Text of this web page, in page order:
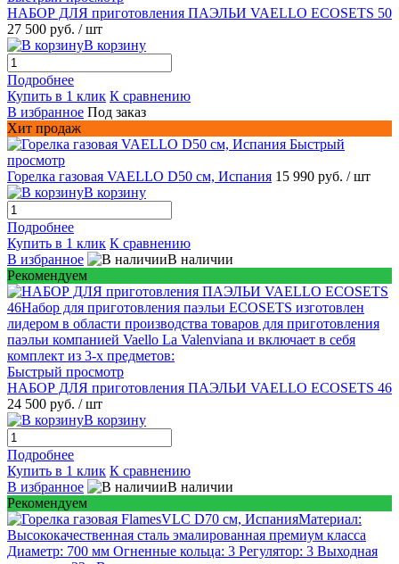
НАБОР ДЛЯ приготовления ПАЭЛЬИ VAELLO ECOSETS 50
27 500 руб. / шт
В корзину
Подробнее
Купить в 1 клик К сравнению
В избранное Под заказ
Хит продаж
Быстрый
просмотр
Горелка газовая VAELLO D50 см, Испания 15 990 руб. / шт
В корзину
Подробнее
Купить в 1 клик К сравнению
В избранное
В наличии
Рекомендуем
Быстрый просмотр
НАБОР ДЛЯ приготовления ПАЭЛЬИ VAELLO ECOSETS 46
24 500 руб. / шт
В корзину
Подробнее
Купить в 1 клик К сравнению
В избранное
В наличии
Рекомендуем